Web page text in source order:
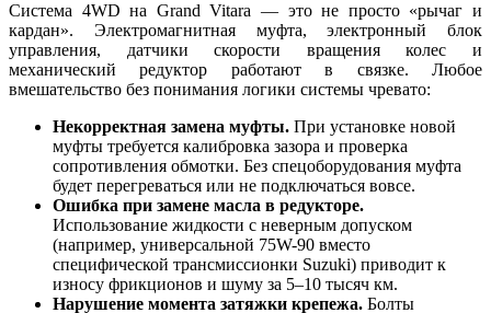
Система 4WD на Grand Vitara — это не просто «рычаг и
кардан». Электромагнитная муфта, электронный блок
управления, датчики скорости вращения колес и
механический редуктор работают в связке. Любое
вмешательство без понимания логики системы чревато:
Некорректная замена муфты. При установке новой
муфты требуется калибровка зазора и проверка
сопротивления обмотки. Без спецоборудования муфта
будет перегреваться или не подключаться вовсе.
Ошибка при замене масла в редукторе.
Использование жидкости с неверным допуском
(например, универсальной 75W-90 вместо
специфической трансмиссионки Suzuki) приводит к
износу фрикционов и шуму за 5–10 тысяч км.
Нарушение момента затяжки крепежа. Болты